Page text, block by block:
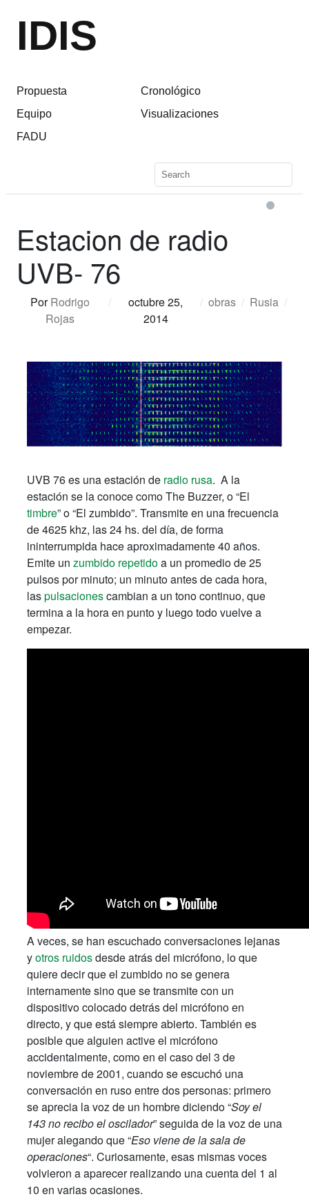
IDIS
Propuesta
Equipo
FADU
Cronológico
Visualizaciones
Estacion de radio
UVB- 76
PorRodrigo
Rojas
/
octubre 25,
2014
/ obras / Rusia /
UVB 76 es una estación de radio rusa. A la
estación se la conoce como The Buzzer, o “El
timbre” o “El zumbido”. Transmite en una frecuencia
de 4625 khz, las 24 hs. del día, de forma
ininterrumpida hace aproximadamente 40 años.
Emite un zumbido repetidoa un promedio de 25
pulsos por minuto; un minuto antes de cada hora,
laspulsacionescambian a un tono continuo, que
termina a la hora en punto y luego todo vuelve a
empezar.
A veces, se han escuchado conversaciones lejanas
yotros ruidosdesde atrás del micrófono, lo que
quiere decir que el zumbido no se genera
internamente sino que se transmite con un
dispositivo colocado detrás del micrófono en
directo, y que está siempre abierto. También es
posible que alguien active el micrófono
accidentalmente, como en el caso del 3 de
noviembre de 2001, cuando se escuchó una
conversación en ruso entre dos personas: primero
se aprecia la voz de un hombre diciendo “Soy el
143 no recibo el oscilador” seguida de la voz de una
mujer alegando que “Eso viene de la sala de
operaciones“. Curiosamente, esas mismas voces
volvieron a aparecer realizando una cuenta del 1 al
10 en varias ocasiones.